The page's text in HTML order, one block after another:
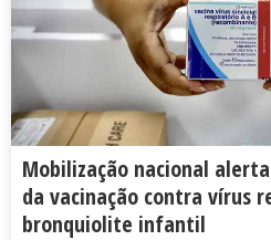
Mobilização nacional
da vacinação contra vírus
bronquiolite infantil